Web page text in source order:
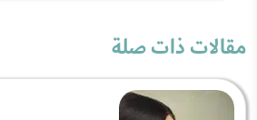
مقالات ذات صلة